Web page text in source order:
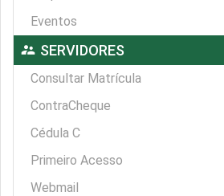
Eventos
supervisor_account SERVIDORES
Consultar Matrícula
ContraCheque
Cédula C
Primeiro Acesso
Webmail